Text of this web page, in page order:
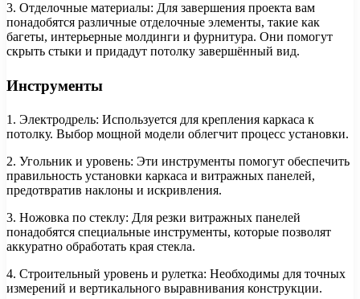
3. Отделочные материалы: Для завершения проекта вам
понадобятся различные отделочные элементы, такие как
багеты, интерьерные молдинги и фурнитура. Они помогут
скрыть стыки и придадут потолку завершённый вид.
Инструменты
1. Электродрель: Используется для крепления каркаса к
потолку. Выбор мощной модели облегчит процесс установки.
2. Угольник и уровень: Эти инструменты помогут обеспечить
правильность установки каркаса и витражных панелей,
предотвратив наклоны и искривления.
3. Ножовка по стеклу: Для резки витражных панелей
понадобятся специальные инструменты, которые позволят
аккуратно обработать края стекла.
4. Строительный уровень и рулетка: Необходимы для точных
измерений и вертикального выравнивания конструкции.